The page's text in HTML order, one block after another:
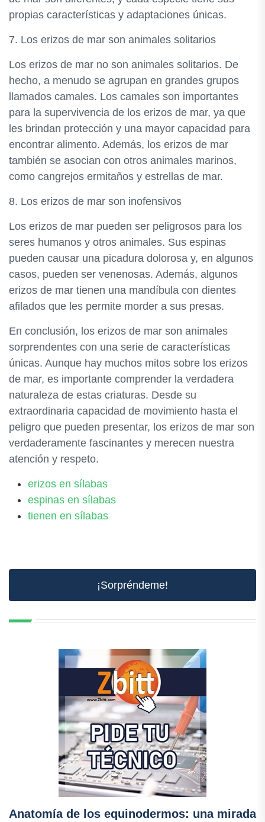
propias características y adaptaciones únicas.
7. Los erizos de mar son animales solitarios
Los erizos de mar no son animales solitarios. De
hecho, a menudo se agrupan en grandes grupos
llamados camales. Los camales son importantes
para la supervivencia de los erizos de mar, ya que
les brindan protección y una mayor capacidad para
encontrar alimento. Además, los erizos de mar
también se asocian con otros animales marinos,
como cangrejos ermitaños y estrellas de mar.
8. Los erizos de mar son inofensivos
Los erizos de mar pueden ser peligrosos para los
seres humanos y otros animales. Sus espinas
pueden causar una picadura dolorosa y, en algunos
casos, pueden ser venenosas. Además, algunos
erizos de mar tienen una mandíbula con dientes
afilados que les permite morder a sus presas.
En conclusión, los erizos de mar son animales
sorprendentes con una serie de características
únicas. Aunque hay muchos mitos sobre los erizos
de mar, es importante comprender la verdadera
naturaleza de estas criaturas. Desde su
extraordinaria capacidad de movimiento hasta el
peligro que pueden presentar, los erizos de mar son
verdaderamente fascinantes y merecen nuestra
atención y respeto.
erizos en sílabas
espinas en sílabas
tienen en sílabas
¡Sorpréndeme!
Anatomía de los equinodermos: una mirada